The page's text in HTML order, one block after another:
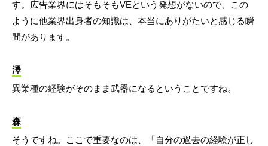
す。広告業界にはそもそもVEという発想がないので、この
ように他業界出身者の知識は、本当にありがたいと感じる瞬
間があります。
澤
異業種の経験がそのまま武器になるということですね。
森
そうですね。ここで重要なのは、「自分の過去の経験が正し